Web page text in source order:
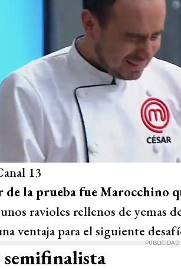
13
de la prueba fue Marocchino
ravioles rellenos de yemas
ventaja para el siguiente
PUBLICIDAD